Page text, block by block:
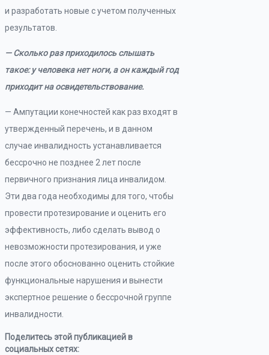
и разработать новые с учетом полученных
результатов.
— Сколько раз приходилось слышать
такое: у человека нет ноги, а он каждый год
приходит на освидетельствование.
— Ампутации конечностей как раз входят в
утвержденный перечень, и в данном
случае инвалидность устанавливается
бессрочно не позднее 2 лет после
первичного признания лица инвалидом.
Эти два года необходимы для того, чтобы
провести протезирование и оценить его
эффективность, либо сделать вывод о
невозможности протезирования, и уже
после этого обоснованно оценить стойкие
функциональные нарушения и вынести
экспертное решение о бессрочной группе
инвалидности.
Поделитесь этой публикацией в
социальных сетях: